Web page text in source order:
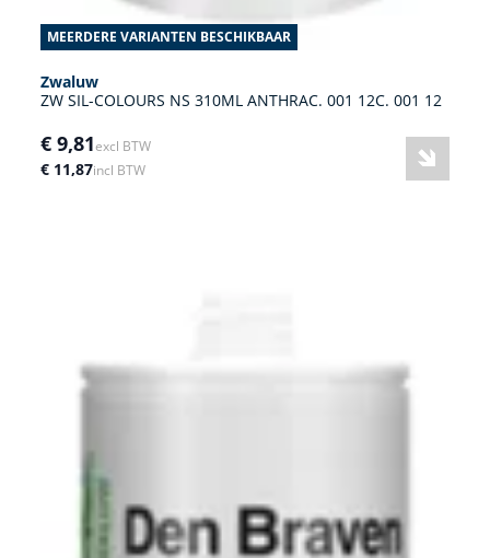
MEERDERE VARIANTEN BESCHIKBAAR
Zwaluw
ZW SIL-COLOURS NS 310ML ANTHRAC. 001 12C. 001 12
€ 9,81excl BTW
€ 11,87incl BTW